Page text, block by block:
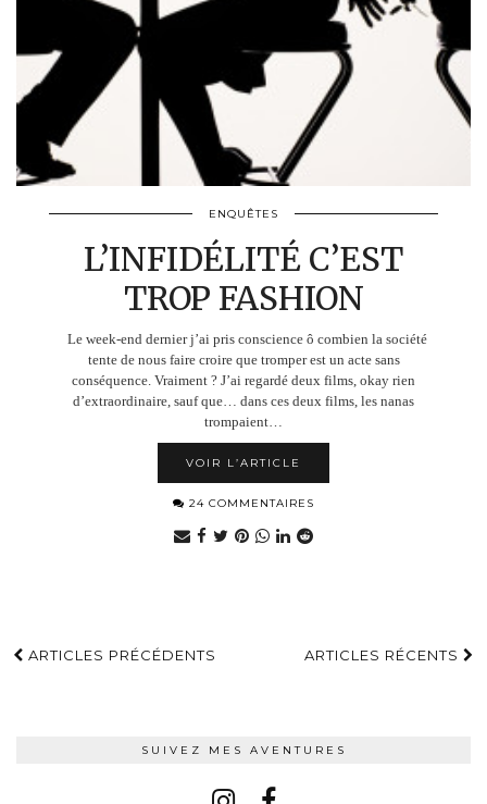
ENQUÊTES
L’INFIDÉLITÉ C’EST
TROP FASHION
Le week-end dernier j’ai pris conscience ô combien la société
tente de nous faire croire que tromper est un acte sans
conséquence. Vraiment ? J’ai regardé deux films, okay rien
d’extraordinaire, sauf que… dans ces deux films, les nanas
trompaient…
VOIR L’ARTICLE
24 COMMENTAIRES
ARTICLES PRÉCÉDENTS ARTICLES RÉCENTS
SUIVEZ MES AVENTURES